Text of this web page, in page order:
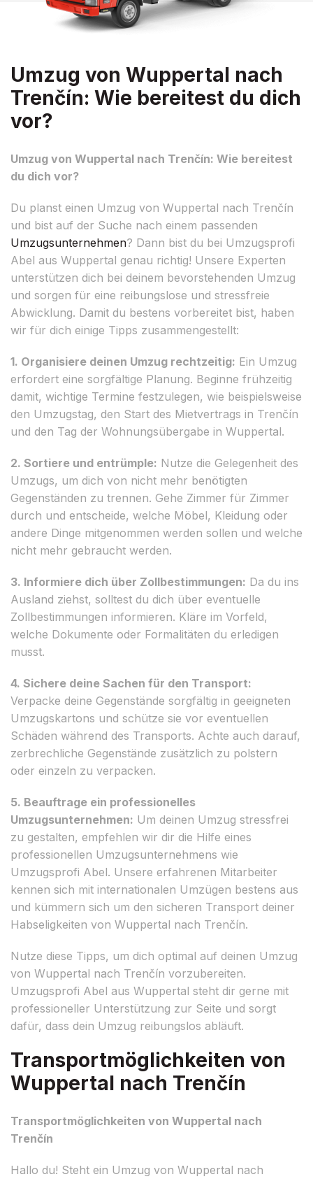
Umzug von Wuppertal nach
Trenčín: Wie bereitest du dich
vor?
Umzug von Wuppertal nach Trenčín: Wie bereitest
du dich vor?
Du planst einen Umzug von Wuppertal nach Trenčín
und bist auf der Suche nach einem passenden
Umzugsunternehmen? Dann bist du bei Umzugsprofi
Abel aus Wuppertal genau richtig! Unsere Experten
unterstützen dich bei deinem bevorstehenden Umzug
und sorgen für eine reibungslose und stressfreie
Abwicklung. Damit du bestens vorbereitet bist, haben
wir für dich einige Tipps zusammengestellt:
1. Organisiere deinen Umzug rechtzeitig: Ein Umzug
erfordert eine sorgfältige Planung. Beginne frühzeitig
damit, wichtige Termine festzulegen, wie beispielsweise
den Umzugstag, den Start des Mietvertrags in Trenčín
und den Tag der Wohnungsübergabe in Wuppertal.
2. Sortiere und entrümple: Nutze die Gelegenheit des
Umzugs, um dich von nicht mehr benötigten
Gegenständen zu trennen. Gehe Zimmer für Zimmer
durch und entscheide, welche Möbel, Kleidung oder
andere Dinge mitgenommen werden sollen und welche
nicht mehr gebraucht werden.
3. Informiere dich über Zollbestimmungen: Da du ins
Ausland ziehst, solltest du dich über eventuelle
Zollbestimmungen informieren. Kläre im Vorfeld,
welche Dokumente oder Formalitäten du erledigen
musst.
4. Sichere deine Sachen für den Transport:
Verpacke deine Gegenstände sorgfältig in geeigneten
Umzugskartons und schütze sie vor eventuellen
Schäden während des Transports. Achte auch darauf,
zerbrechliche Gegenstände zusätzlich zu polstern
oder einzeln zu verpacken.
5. Beauftrage ein professionelles
Umzugsunternehmen: Um deinen Umzug stressfrei
zu gestalten, empfehlen wir dir die Hilfe eines
professionellen Umzugsunternehmens wie
Umzugsprofi Abel. Unsere erfahrenen Mitarbeiter
kennen sich mit internationalen Umzügen bestens aus
und kümmern sich um den sicheren Transport deiner
Habseligkeiten von Wuppertal nach Trenčín.
Nutze diese Tipps, um dich optimal auf deinen Umzug
von Wuppertal nach Trenčín vorzubereiten.
Umzugsprofi Abel aus Wuppertal steht dir gerne mit
professioneller Unterstützung zur Seite und sorgt
dafür, dass dein Umzug reibungslos abläuft.
Transportmöglichkeiten von
Wuppertal nach Trenčín
Transportmöglichkeiten von Wuppertal nach
Trenčín
Hallo du! Steht ein Umzug von Wuppertal nach